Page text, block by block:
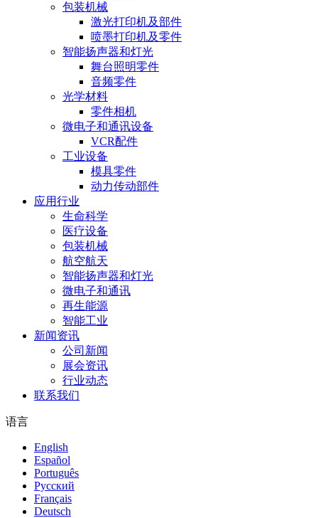
包装机械
激光打印机及部件
喷墨打印机及零件
智能扬声器和灯光
舞台照明零件
音频零件
光学材料
零件相机
微电子和通讯设备
VCR配件
工业设备
模具零件
动力传动部件
应用行业
生命科学
医疗设备
包装机械
航空航天
智能扬声器和灯光
微电子和通讯
再生能源
智能工业
新闻资讯
公司新闻
展会资讯
行业动态
联系我们
语言
English
Español
Português
Pусский
Français
Deutsch